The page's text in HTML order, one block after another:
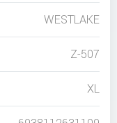
WESTLAKE
Z-507
XL